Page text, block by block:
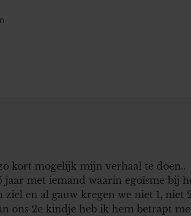
kort mogelijk mijn verhaal te doen..
met iemand waarin egoïsme bij
en al gauw kregen we niet 1, niet
ons 2e kindje heb ik hem betrapt